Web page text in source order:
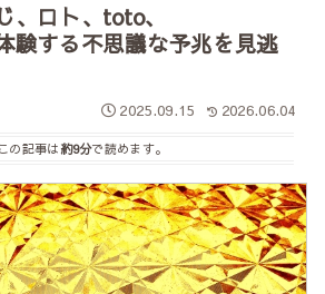
、ロト、toto、
験する不思議な予兆を見逃
2025.09.15 2026.06.04
この記事は約9分で読めます。